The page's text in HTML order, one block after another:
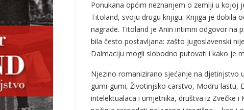
Ponukana općim neznanjem o zemlji u kojoj
Titoland, svoju drugu knjigu. Knjiga je dobila
nagrade. Titoland je Anin intimni odgovor na
bila često postavljana: zašto jugoslavenski
Dalmaciju mogli slobodno putovati i kako je
Njezino romanizirano sjećanje na djetinjstvo
gumi-gumi, Životinjsko carstvo, Modru lastu,
intelektualaca i umjetnika, društva iz Zvečke